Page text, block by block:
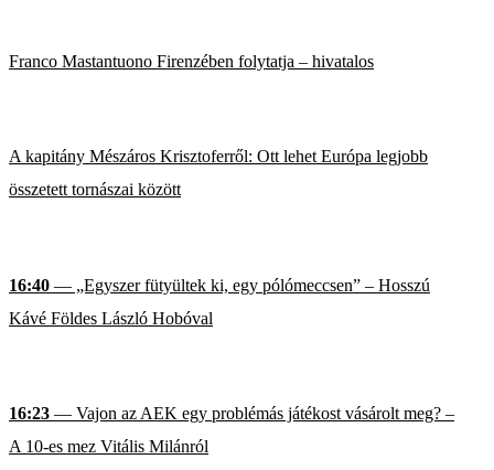
Franco Mastantuono Firenzében folytatja – hivatalos
A kapitány Mészáros Krisztoferről: Ott lehet Európa legjobb
összetett tornászai között
16:40 — „Egyszer fütyültek ki, egy pólómeccsen” – Hosszú
Kávé Földes László Hobóval
16:23 — Vajon az AEK egy problémás játékost vásárolt meg? –
A 10-es mez Vitális Milánról